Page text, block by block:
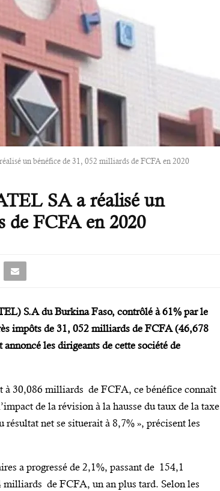
un bénéfice de 31, 052 milliards de FCFA en 2020
SA a réalisé un
de FCFA en 2020
S.A du Burkina Faso, contrôlé à 61% par le
impôts de 31, 052 milliards de FCFA (46,678
les dirigeants de cette société de
à 30,086 milliards de FCFA, ce bénéfice connaît
de la révision à la hausse du taux de la taxe
net se situerait à 8,7% », précisent les
a progressé de 2,1%, passant de 154,1
de FCFA, un an plus tard. Selon les